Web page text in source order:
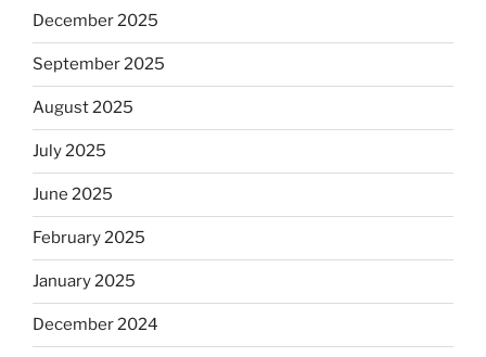
December 2025
September 2025
August 2025
July 2025
June 2025
February 2025
January 2025
December 2024